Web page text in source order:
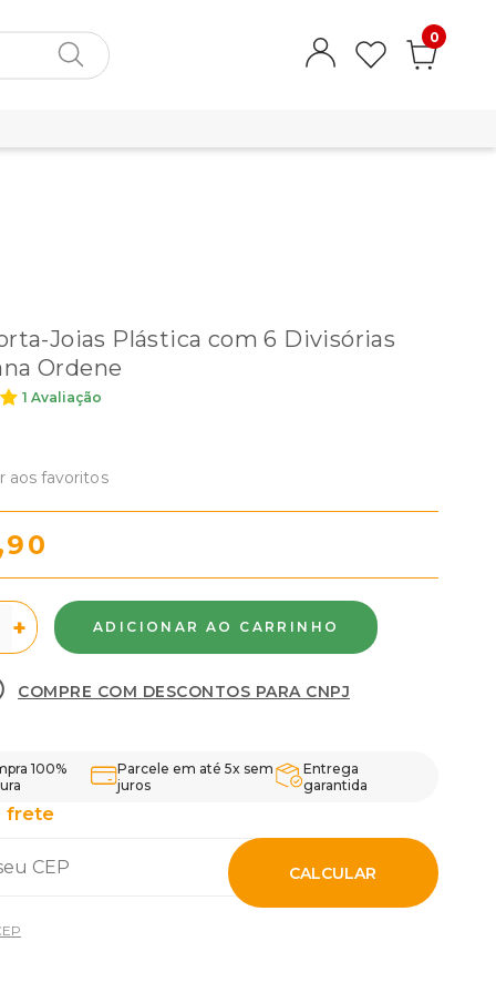
0
Joias Plástica com 6 Divisórias
Ordene
1 Avaliação
aos favoritos
+
COMPRE COM DESCONTOS PARA CNPJ
frete
CALCULAR
100%
Parcele em até 5x sem
juros
Entrega
garantida